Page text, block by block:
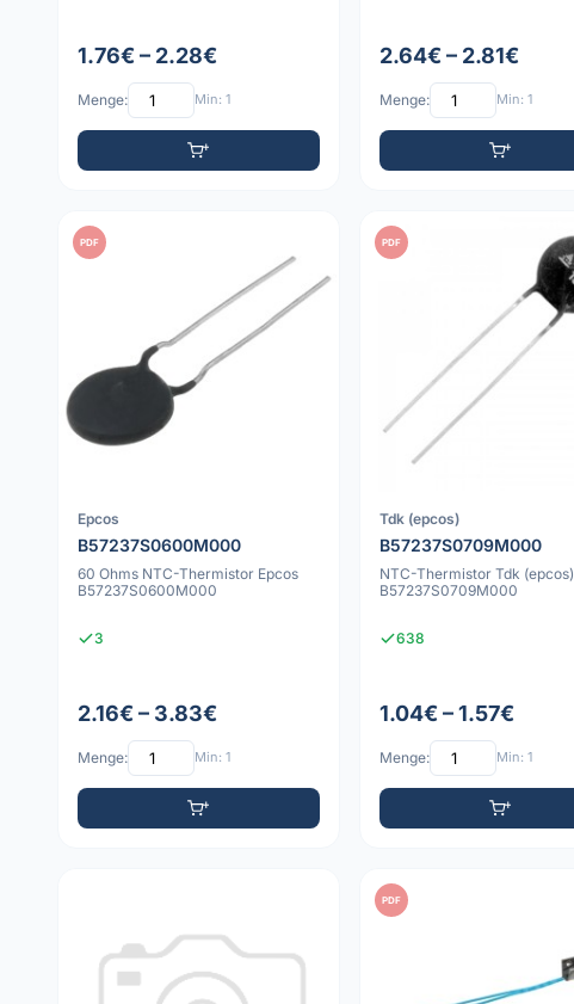
1.76€ – 2.28€
Menge: Min: 1
2.64€ – 2.81€
Menge: Min: 1
PDF
Epcos
B57237S0600M000
60 Ohms NTC-Thermistor Epcos
B57237S0600M000
3
2.16€ – 3.83€
Menge: Min: 1
PDF
Tdk (epcos)
B57237S0709M000
NTC-Thermistor Tdk (epcos)
B57237S0709M000
638
1.04€ – 1.57€
Menge: Min: 1
PDF